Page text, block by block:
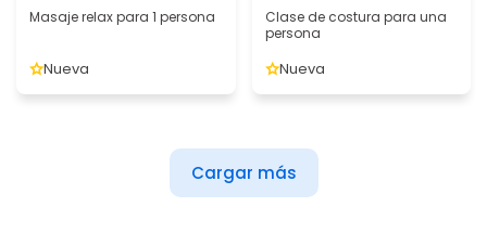
Masaje relax para 1 persona
Nueva
Clase de costura para una
persona
Nueva
Cargar más